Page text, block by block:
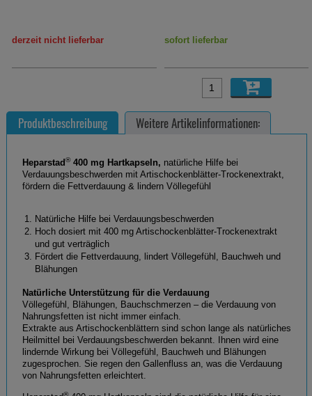
derzeit nicht lieferbar sofort lieferbar
Produktbeschreibung Weitere Artikelinformationen:
Heparstad®400 mg Hartkapseln, natürliche Hilfe bei
Verdauungsbeschwerden mit Artischockenblätter-Trockenextrakt,
fördern die Fettverdauung & lindern Völlegefühl
Natürliche Hilfe bei Verdauungsbeschwerden
Hoch dosiert mit 400 mg Artischockenblätter-Trockenextrakt
und gut verträglich
Fördert die Fettverdauung, lindert Völlegefühl, Bauchweh und
Blähungen
Natürliche Unterstützung für die Verdauung
Völlegefühl, Blähungen, Bauchschmerzen – die Verdauung von
Nahrungsfetten ist nicht immer einfach.
Extrakte aus Artischockenblättern sind schon lange als natürliches
Heilmittel bei Verdauungsbeschwerden bekannt. Ihnen wird eine
lindernde Wirkung bei Völlegefühl, Bauchweh und Blähungen
zugesprochen. Sie regen den Gallenfluss an, was die Verdauung
von Nahrungsfetten erleichtert.
®